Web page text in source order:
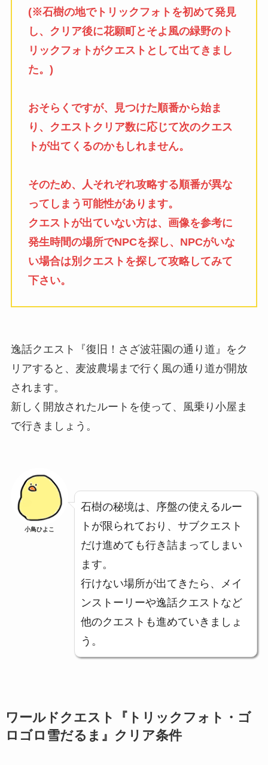
(※石樹の地でトリックフォトを初めて発見
し、クリア後に花願町とそよ風の緑野のト
リックフォトがクエストとして出てきまし
た。)
おそらくですが、見つけた順番から始ま
り、クエストクリア数に応じて次のクエス
トが出てくるのかもしれません。
そのため、人それぞれ攻略する順番が異な
ってしまう可能性があります。
クエストが出ていない方は、画像を参考に
発生時間の場所でNPCを探し、NPCがいな
い場合は別クエストを探して攻略してみて
下さい。
逸話クエスト『復旧！さざ波荘園の通り道』をク
リアすると、麦波農場まで行く風の通り道が開放
されます。
新しく開放されたルートを使って、風乗り小屋ま
で行きましょう。
小鳥ひよこ
石樹の秘境は、序盤の使えるルー
トが限られており、サブクエスト
だけ進めても行き詰まってしまい
ます。
行けない場所が出てきたら、メイ
ンストーリーや逸話クエストなど
他のクエストも進めていきましょ
う。
ワールドクエスト『トリックフォト・ゴ
ロゴロ雪だるま』クリア条件